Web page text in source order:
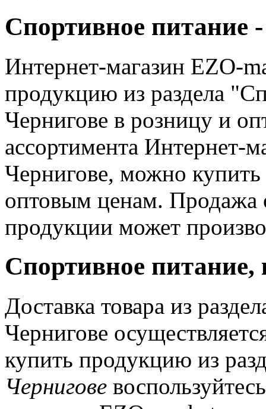
Спортивное питание
Интернет-магазин EZO-
продукцию из раздела
Чернигове в розницу и
ассортимента Интернет-
Чернигове, можно
оптовым ценам. Продажа
продукции может
Спортивное питание,
Доставка товара из
Чернигове
купить продукцию из
Чернигове